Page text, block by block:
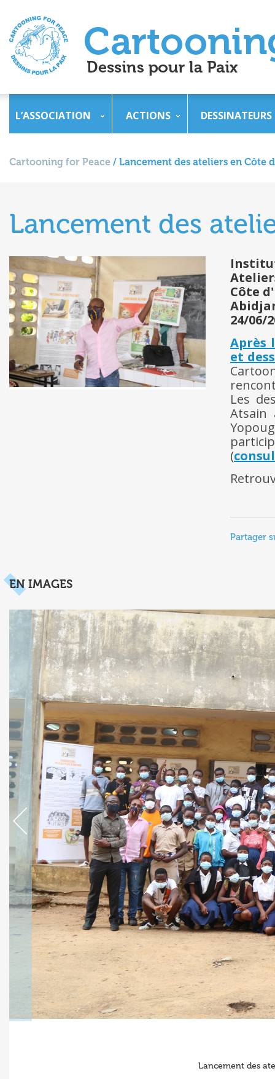
L’ASSOCIATION ACTIONS DESSINATEURS
Cartooning for Peace / Lancement des ateliers en Côte
Lancement des
Côte
24/06/
Après
et
Les
Atsain
(
Partager
EN IMAGES
Lancement des